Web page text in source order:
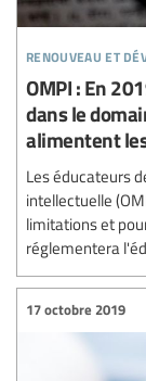
renouveau et
OMPI : En
dans le
alimentent
Les éducateurs
intellectuelle
limitations et
réglementera
17 octobre 2019